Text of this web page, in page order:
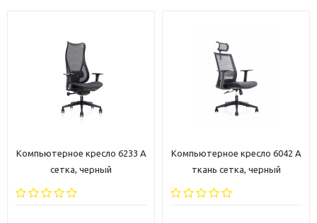
A
Компьютерное кресло 6042 A
ткань сетка, черный
Компьютерное кресло
ткань сетка, черный